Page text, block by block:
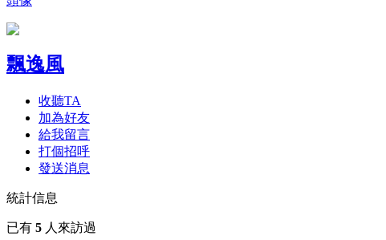
飄逸風
收聽TA
加為好友
給我留言
打個招呼
發送消息
統計信息
已有 5 人來訪過